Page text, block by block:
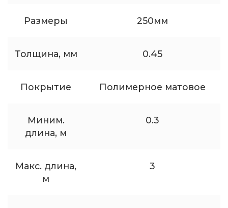
Размеры 250мм
Толщина, мм 0.45
Покрытие Полимерное матовое
Миним.
длина, м
0.3
Макс. длина,
м
3